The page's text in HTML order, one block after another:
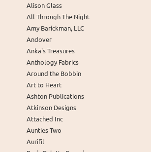
Alison Glass
All Through The Night
Amy Barickman, LLC
Andover
Anka's Treasures
Anthology Fabrics
Around the Bobbin
Art to Heart
Ashton Publications
Atkinson Designs
Attached Inc
Aunties Two
Aurifil